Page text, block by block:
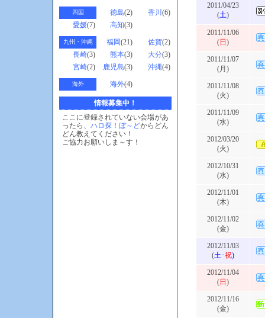
四国 徳島(2) 香川 (6)
愛媛(7) 高知(3)
九州・沖縄 福岡(21) 佐賀(2)
長崎(3) 熊本(3) 大分(3)
宮崎(2) 鹿児島(3) 沖縄(4)
海外 海外(4)
情報募集中！
ここに登録されていない会場があ
ったら、 ハロ探！ぼ～どからどん
どん教えてください！
ご協力お願いしま～す！
2011/04/23
(土)
2011/11/06
(日 )
2011/11/07
(月)
2011/11/08
(火)
2011/11/09
(水)
2012/03/20
(火)
2012/10/31
(水)
2012/11/01
(木)
2012/11/02
(金)
2012/11/03
(土･祝)
2012/11/04
(日 )
2012/11/16
(金)